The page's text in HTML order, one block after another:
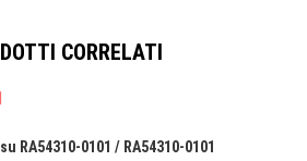
CORRELATI
RA54310-0101 / RA54310-0101